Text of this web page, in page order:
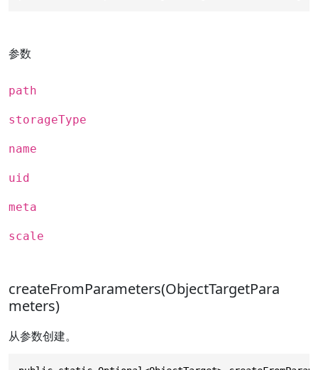
参数
path
storageType
name
uid
meta
scale
createFromParameters(ObjectTargetPara
meters)
从参数创建。